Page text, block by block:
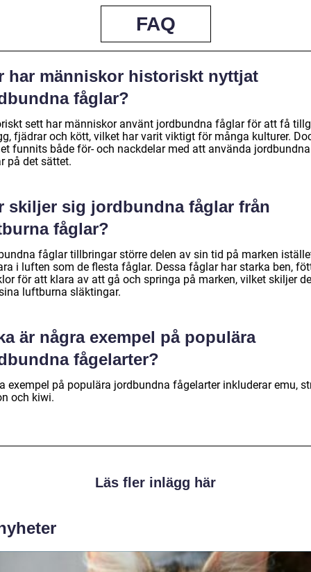
FAQ
har människor historiskt nyttjat
fåglar?
sett har människor använt jordbundna fåglar för att få
fjädrar och kött, vilket har varit viktigt för många kulturer.
funnits både för- och nackdelar med att använda jordbundna
på det sättet.
skiljer sig jordbundna fåglar från
fåglar?
fåglar tillbringar större delen av sin tid på marken
i luften som de flesta fåglar. Dessa fåglar har starka ben,
för att klara av att gå och springa på marken, vilket skiljer
luftburna släktingar.
är några exempel på populära
fågelarter?
exempel på populära jordbundna fågelarter inkluderar emu,
och kiwi.
Läs fler inlägg här